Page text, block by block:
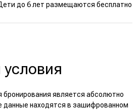
до 6 лет размещаются бесплатно
является абсолютно
данные находятся в зашифрованном